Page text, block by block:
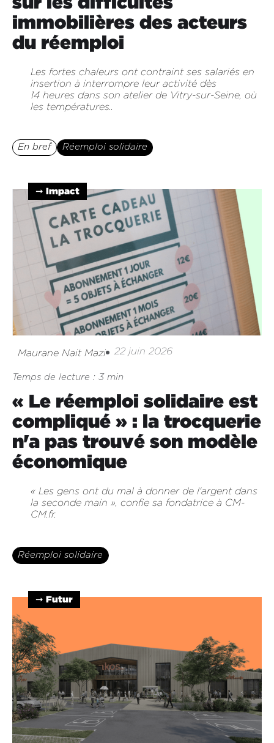
immobilières des acteurs
du réemploi
Les fortes chaleurs ont contraint ses salariés en
insertion à interrompre leur activité dès
14 heures dans son atelier de Vitry-sur-Seine, où
les températures..
En bref Réemploi solidaire
➞ Impact
Maurane Nait Mazi 22 juin 2026
Temps de lecture : 3 min
« Le réemploi solidaire est
compliqué » : la trocquerie
n'a pas trouvé son modèle
économique
« Les gens ont du mal à donner de l'argent dans
la seconde main », confie sa fondatrice à CM-
CM.fr.
Réemploi solidaire
➞ Futur